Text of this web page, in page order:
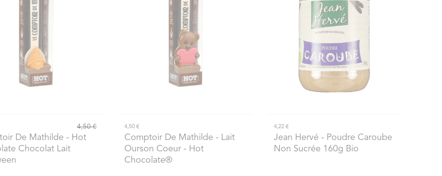
4,50 €
De Mathilde - Hot
Chocolat Lait
4,50 €
Comptoir De Mathilde - Lait
Ourson Coeur - Hot
Chocolate®
4,22 €
Jean Hervé - Poudre Caroube
Non Sucrée 160g Bio